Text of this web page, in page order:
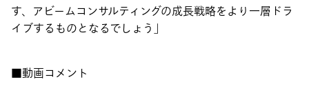
す、アビームコンサルティングの成長戦略をより一層ドラ
イブするものとなるでしょう」
■動画コメント